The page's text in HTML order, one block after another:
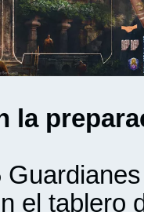
la
el tablero